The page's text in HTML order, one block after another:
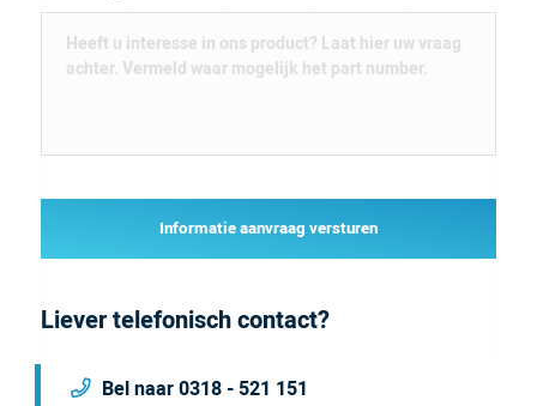
Informatie aanvraag versturen
Liever telefonisch contact?
Bel naar 0318 - 521 151